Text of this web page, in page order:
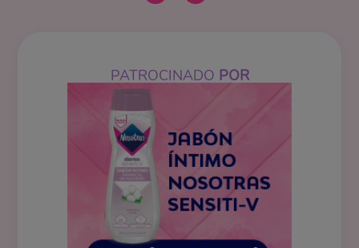
PATROCINADO POR